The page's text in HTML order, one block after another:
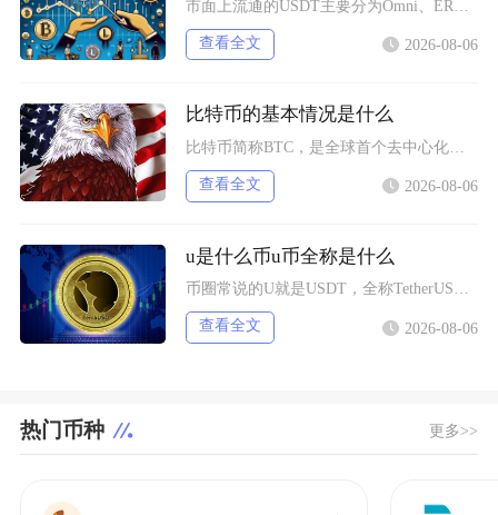
查看全文 2026-08-06
比特币的基本情况是什么
查看全文 2026-08-06
u是什么币u币全称是什么
币圈常说的U就是USDT，全称TetherUSD，中文名称泰达币，是当前市场流通规模最大的
查看全文 2026-08-06
热门币种 更多>>